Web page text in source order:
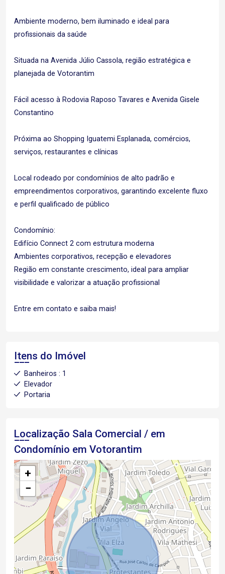
Ambiente moderno, bem iluminado e ideal para
profissionais da saúde
Situada na Avenida Júlio Cassola, região estratégica e
planejada de Votorantim
Fácil acesso à Rodovia Raposo Tavares e Avenida Gisele
Constantino
Próxima ao Shopping Iguatemi Esplanada, comércios,
serviços, restaurantes e clínicas
Local rodeado por condomínios de alto padrão e
empreendimentos corporativos, garantindo excelente fluxo
e perfil qualificado de público
Condomínio:
Edifício Connect 2 com estrutura moderna
Ambientes corporativos, recepção e elevadores
Região em constante crescimento, ideal para ampliar
visibilidade e valorizar a atuação profissional
Entre em contato e saiba mais!
Itens do Imóvel
Banheiros : 1
Elevador
Portaria
Localização Sala Comercial / em
Condomínio em Votorantim
+
−